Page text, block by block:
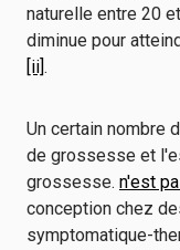
naturelle entre 20
diminue pour
[ii] .
Un certain nombre
de grossesse et
grossesse. n'est
conception chez
symptomatique-